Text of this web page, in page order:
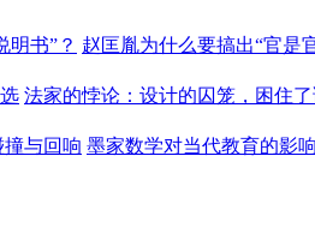
明书”？ 赵匡胤为什么要搞出“官是
法家的悖论：设计的囚笼，困住了
与回响 墨家数学对当代教育的影响